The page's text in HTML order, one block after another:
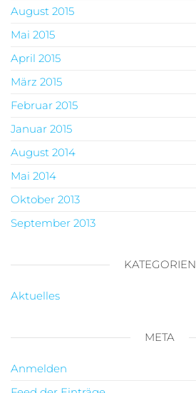
August 2015
Mai 2015
April 2015
März 2015
Februar 2015
Januar 2015
August 2014
Mai 2014
Oktober 2013
September 2013
KATEGORIEN
Aktuelles
META
Anmelden